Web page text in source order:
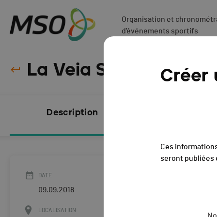
Créer
Ces
seront publiées
Organisation et
d'événements sportifs
La Veia SkyRace -
Description
DATE
09.09.2018
LOCALISATION